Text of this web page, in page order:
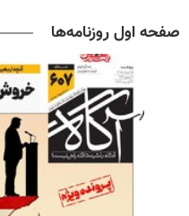
صفحه اول روزنامه‌ها